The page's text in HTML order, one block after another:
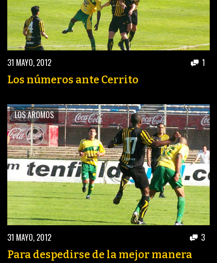
31 MAYO, 2012 1
Los números ante Cerrito
LOS AROMOS
31 MAYO, 2012 3
Para despedirse de la mejor manera